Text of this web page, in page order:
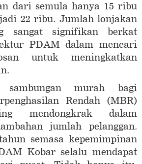
dari semula hanya 15 ribu
22 ribu. Jumlah lonjakan
sangat signifikan berkat
PDAM dalam mencari
untuk meningkatkan
murah bagi
Rendah (MBR)
mendongkrak dalam
jumlah pelanggan.
semasa kepemimpinan
Kobar selalu mendapat